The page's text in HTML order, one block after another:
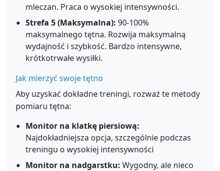
mleczan. Praca o wysokiej intensywności.
Strefa 5 (Maksymalna): 90-100%
maksymalnego tętna. Rozwija maksymalną
wydajność i szybkość. Bardzo intensywne,
krótkotrwałe wysiłki.
Jak mierzyć swoje tętno
Aby uzyskać dokładne treningi, rozważ te metody
pomiaru tętna:
Monitor na klatkę piersiową:
Najdokładniejsza opcja, szczególnie podczas
treningu o wysokiej intensywności
Monitor na nadgarstku: Wygodny, ale nieco